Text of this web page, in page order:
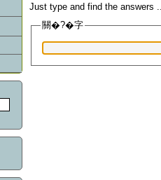
Just type and find the answers ...
關�?�字